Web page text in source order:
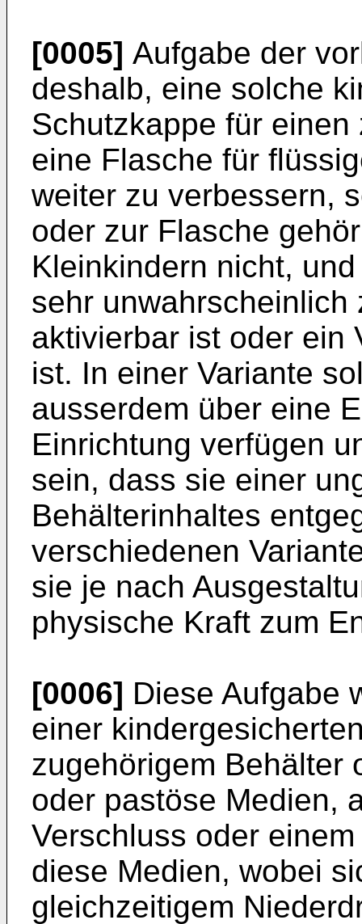
[0005] Aufgabe der
deshalb, eine solche
Schutzkappe für
eine Flasche für
weiter zu verbessern,
oder zur Flasche
Kleinkindern nicht,
sehr
aktivierbar ist oder ein
ist. In einer Variante
ausserdem über eine
Einrichtung verfügen
sein, dass sie einer
Behälterinhaltes
verschiedenen
sie je nach
physische Kraft zum
[0006] Diese Aufgabe
einer
zugehörigem Behälter
oder pastöse Medien,
Verschluss oder
diese Medien, wobei
gleichzeitigem